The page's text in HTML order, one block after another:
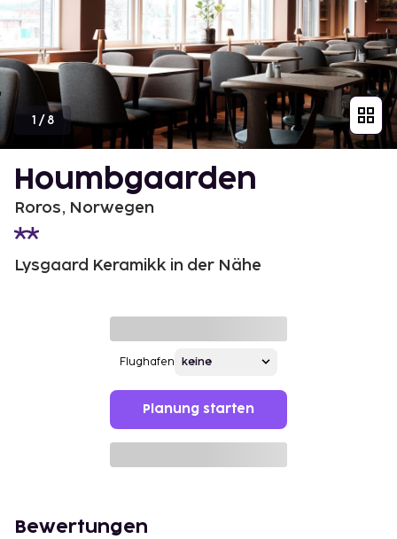
1 /8
Houmbgaarden
Roros, Norwegen
Lysgaard Keramikk in der Nähe
Flughafen
Planung starten
Bewertungen